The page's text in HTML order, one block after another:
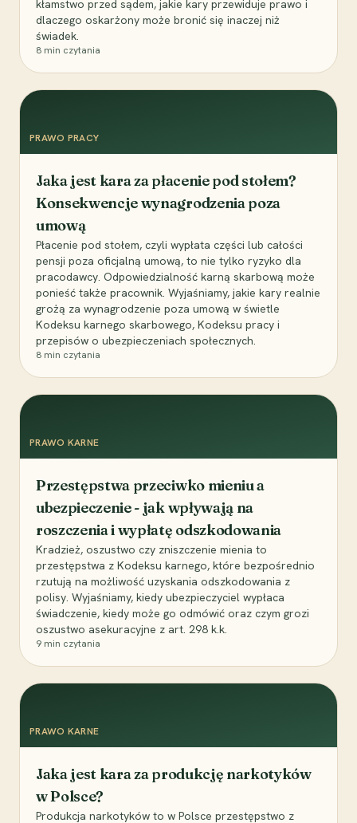
kłamstwo przed sądem, jakie kary przewiduje prawo i
dlaczego oskarżony może bronić się inaczej niż
świadek.
8 min czytania
PRAWO PRACY
Jaka jest kara za płacenie pod stołem?
Konsekwencje wynagrodzenia poza
umową
Płacenie pod stołem, czyli wypłata części lub całości
pensji poza oficjalną umową, to nie tylko ryzyko dla
pracodawcy. Odpowiedzialność karną skarbową może
ponieść także pracownik. Wyjaśniamy, jakie kary realnie
grożą za wynagrodzenie poza umową w świetle
Kodeksu karnego skarbowego, Kodeksu pracy i
przepisów o ubezpieczeniach społecznych.
8 min czytania
PRAWO KARNE
Przestępstwa przeciwko mieniu a
ubezpieczenie - jak wpływają na
roszczenia i wypłatę odszkodowania
Kradzież, oszustwo czy zniszczenie mienia to
przestępstwa z Kodeksu karnego, które bezpośrednio
rzutują na możliwość uzyskania odszkodowania z
polisy. Wyjaśniamy, kiedy ubezpieczyciel wypłaca
świadczenie, kiedy może go odmówić oraz czym grozi
oszustwo asekuracyjne z art. 298 k.k.
9 min czytania
PRAWO KARNE
Jaka jest kara za produkcję narkotyków
w Polsce?
Produkcja narkotyków to w Polsce przestępstwo z